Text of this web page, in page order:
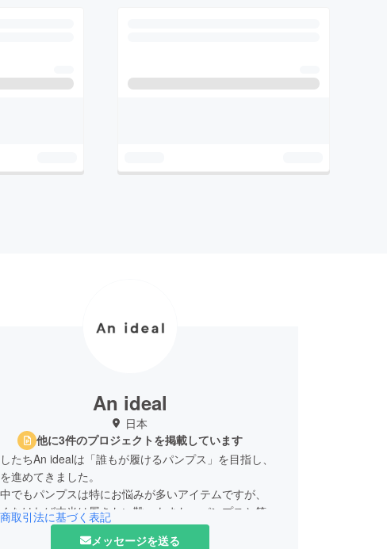
An ideal
日本
他に3件のプロジェクトを掲載しています
たちAn idealは「誰もが履けるパンプス」を目指し、
進めてきました。
でもパンプスは特にお悩みが多いアイテムですが、
なければ本当は履きたい靴」もまた、パンプスと答え
多いのではないでしょうか。
取引法に基づく表記
メッセージを送る